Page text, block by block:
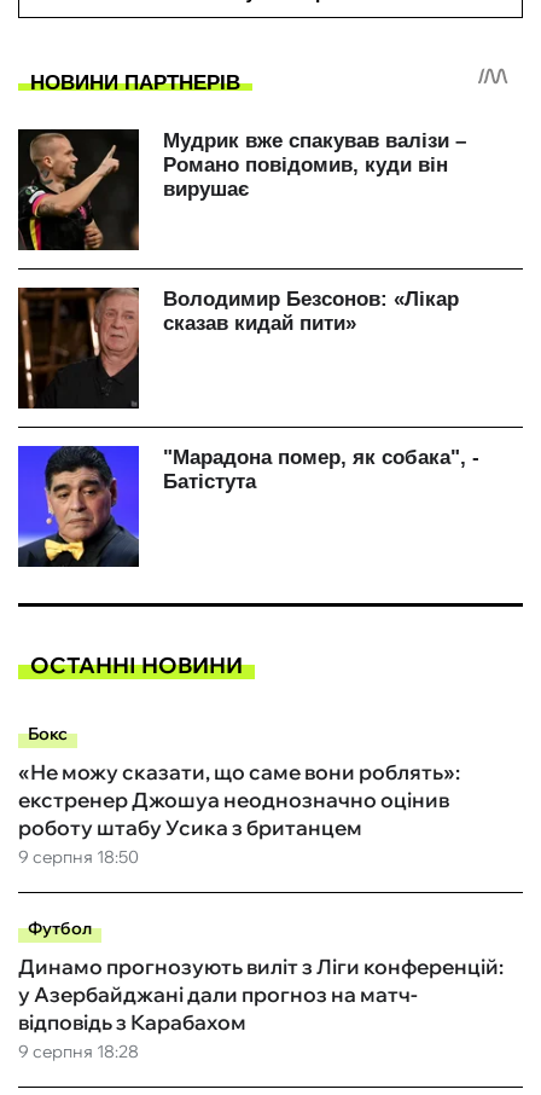
ОСТАННІ НОВИНИ
Бокс
9 серпня 18:50
«Не можу сказати, що саме вони роблять»:
екстренер Джошуа неоднозначно оцінив
роботу штабу Усика з британцем
Футбол
9 серпня 18:28
Динамо прогнозують виліт з Ліги конференцій:
у Азербайджані дали прогноз на матч-
відповідь з Карабахом